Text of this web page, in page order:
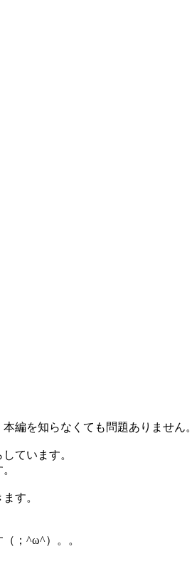
編を知らなくても問題ありません。
ています。
す。
；^ω^）。。